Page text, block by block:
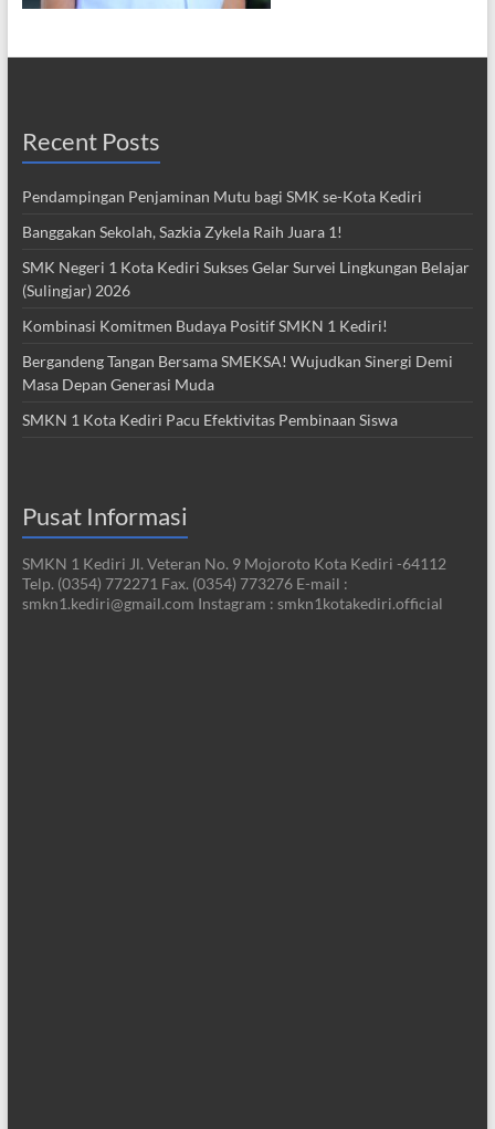
Recent Posts
Pendampingan Penjaminan Mutu bagi SMK se-Kota Kediri
Banggakan Sekolah, Sazkia Zykela Raih Juara 1!
SMK Negeri 1 Kota Kediri Sukses Gelar Survei Lingkungan Belajar
(Sulingjar) 2026
Kombinasi Komitmen Budaya Positif SMKN 1 Kediri!
Bergandeng Tangan Bersama SMEKSA! Wujudkan Sinergi Demi
Masa Depan Generasi Muda
SMKN 1 Kota Kediri Pacu Efektivitas Pembinaan Siswa
Pusat Informasi
SMKN 1 Kediri Jl. Veteran No. 9 Mojoroto Kota Kediri -64112
Telp. (0354) 772271 Fax. (0354) 773276 E-mail :
smkn1.kediri@gmail.com Instagram : smkn1kotakediri.official